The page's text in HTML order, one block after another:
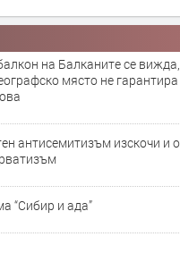
на Балканите се
място не
антисемитизъм изскочи и
“Сибир и ада”